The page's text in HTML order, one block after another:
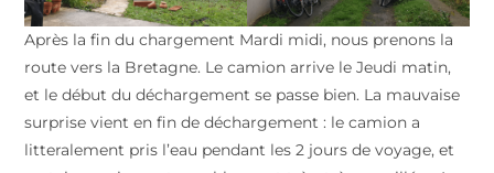
Après la fin du chargement Mardi midi, nous prenons la
route vers la Bretagne. Le camion arrive le Jeudi matin,
et le début du déchargement se passe bien. La mauvaise
surprise vient en fin de déchargement : le camion a
litteralement pris l’eau pendant les 2 jours de voyage, et